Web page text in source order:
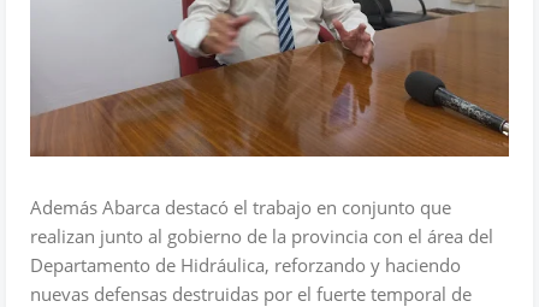
Además Abarca destacó el trabajo en conjunto que
realizan junto al gobierno de la provincia con el área del
Departamento de Hidráulica, reforzando y haciendo
nuevas defensas destruidas por el fuerte temporal de